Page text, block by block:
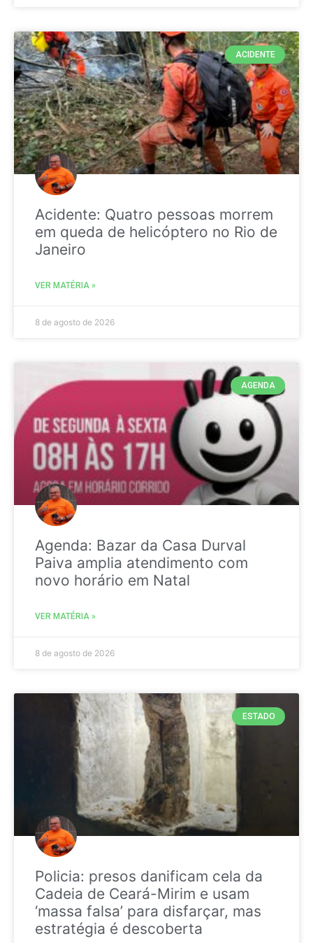
ACIDENTE
Acidente: Quatro pessoas morrem
em queda de helicóptero no Rio de
Janeiro
VER MATÉRIA »
8 de agosto de 2026
AGENDA
Agenda: Bazar da Casa Durval
Paiva amplia atendimento com
novo horário em Natal
VER MATÉRIA »
8 de agosto de 2026
ESTADO
Policia: presos danificam cela da
Cadeia de Ceará-Mirim e usam
‘massa falsa’ para disfarçar, mas
estratégia é descoberta